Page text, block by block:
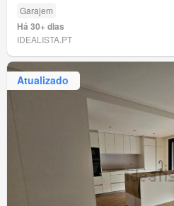
Garajem
Há 30+ dias
IDEALISTA.PT
Atualizado